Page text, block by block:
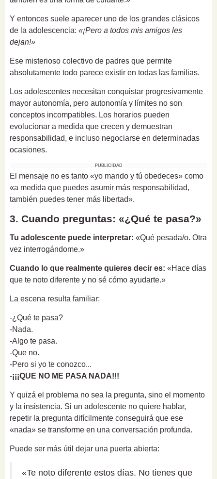
Y entonces suele aparecer uno de los grandes clásicos
de la adolescencia: «¡Pero a todos mis amigos les
dejan!»
Ese misterioso colectivo de padres que permite
absolutamente todo parece existir en todas las familias.
Los adolescentes necesitan conquistar progresivamente
mayor autonomía, pero autonomía y límites no son
conceptos incompatibles. Los horarios pueden
evolucionar a medida que crecen y demuestran
responsabilidad, e incluso negociarse en determinadas
ocasiones.
PUBLICIDAD
El mensaje no es tanto «yo mando y tú obedeces» como
«a medida que puedes asumir más responsabilidad,
también puedes tener más libertad».
3. Cuando preguntas: «¿Qué te pasa?»
Tu adolescente puede interpretar: «Qué pesada/o. Otra
vez interrogándome.»
Cuando lo que realmente quieres decir es: «Hace días
que te noto diferente y no sé cómo ayudarte.»
La escena resulta familiar:
-¿Qué te pasa?
-Nada.
-Algo te pasa.
-Que no.
-Pero si yo te conozco...
-¡¡¡QUE NO ME PASA NADA!!!
Y quizá el problema no sea la pregunta, sino el momento
y la insistencia. Si un adolescente no quiere hablar,
repetir la pregunta difícilmente conseguirá que ese
«nada» se transforme en una conversación profunda.
Puede ser más útil dejar una puerta abierta:
«Te noto diferente estos días. No tienes que